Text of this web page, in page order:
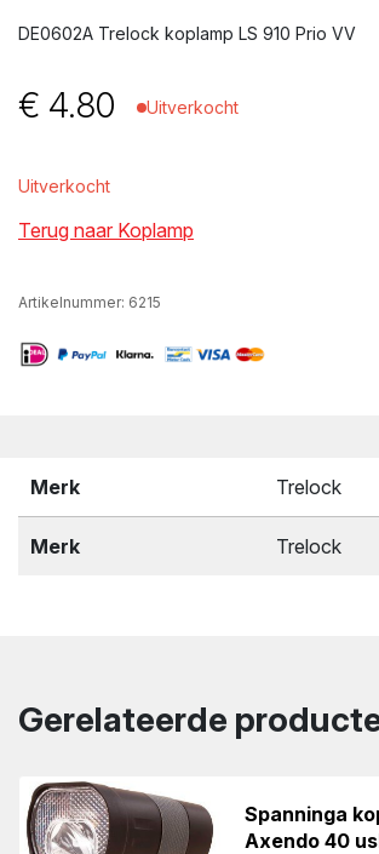
DE0602A Trelock koplamp LS 910 Prio VV
€ 4.80 Uitverkocht
Uitverkocht
Terug naar Koplamp
Artikelnummer: 6215
Merk Trelock
Merk Trelock
Gerelateerde
Spanninga
Axendo 40